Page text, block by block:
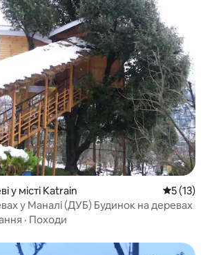
у місті Katrain Середня
5 (13)
у Маналі (ДУБ) Будинок на деревах
· Походи